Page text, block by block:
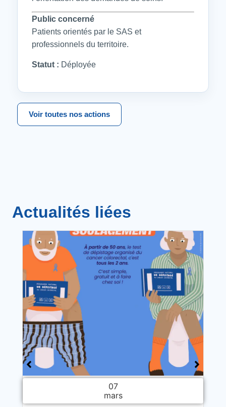
Public concerné
Patients orientés par le SAS et
professionnels du territoire.
Statut : Déployée
Voir toutes nos actions
Actualités liées
janvier